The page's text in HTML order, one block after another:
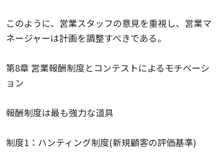
このように、営業スタッフの意見を重視し、営業マ
ネージャーは計画を調整すべきである。
第8章 営業報酬制度とコンテストによるモチベーシ
ョン
報酬制度は最も強力な道具
制度1：ハンティング制度(新規顧客の評価基準)